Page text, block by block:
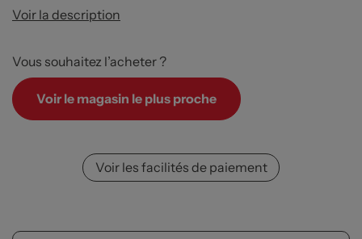
Voir la description
Vous souhaitez l’acheter ?
Voir le magasin le plus proche
Voir les facilités de paiement